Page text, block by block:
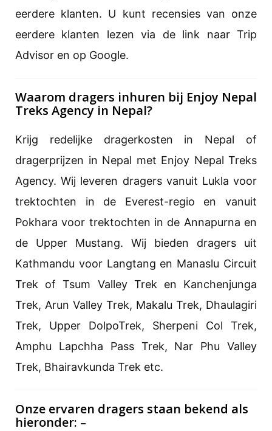
eerdere klanten. U kunt recensies van onze
eerdere klanten lezen via de link naar Trip
Advisor en op Google.
Waarom dragers inhuren bij Enjoy Nepal
Treks Agency in Nepal?
Krijg redelijke dragerkosten in Nepal of
dragerprijzen in Nepal met Enjoy Nepal Treks
Agency. Wij leveren dragers vanuit Lukla voor
trektochten in de Everest-regio en vanuit
Pokhara voor trektochten in de Annapurna en
de Upper Mustang. Wij bieden dragers uit
Kathmandu voor Langtang en Manaslu Circuit
Trek of Tsum Valley Trek en Kanchenjunga
Trek, Arun Valley Trek, Makalu Trek, Dhaulagiri
Trek, Upper DolpoTrek, Sherpeni Col Trek,
Amphu Lapchha Pass Trek, Nar Phu Valley
Trek, Bhairavkunda Trek etc.
Onze ervaren dragers staan bekend als
hieronder: –